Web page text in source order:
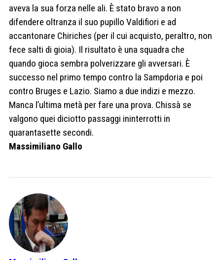
aveva la sua forza nelle ali. È stato bravo a non
difendere oltranza il suo pupillo Valdifiori e ad
accantonare Chiriches (per il cui acquisto, peraltro, non
fece salti di gioia). Il risultato è una squadra che
quando gioca sembra polverizzare gli avversari. È
successo nel primo tempo contro la Sampdoria e poi
contro Bruges e Lazio. Siamo a due indizi e mezzo.
Manca l’ultima metà per fare una prova. Chissà se
valgono quei diciotto passaggi ininterrotti in
quarantasette secondi.
Massimiliano Gallo